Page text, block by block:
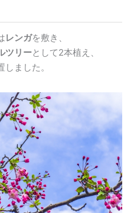
レンガを敷き、
ツリーとして2本植え、
ました。